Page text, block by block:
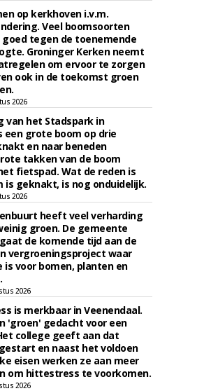
op kerkhoven i.v.m.
Veel boomsoorten
tegen de toenemende
Groninger Kerken neemt
om ervoor te zorgen
ook in de toekomst groen
2026
van het Stadspark in
een grote boom op drie
en naar beneden
takken van de boom
fietspad. Wat de reden is
is geknakt, is nog onduidelijk.
2026
heeft veel verharding
groen. De gemeente
de komende tijd aan de
vergroeningsproject waar
is voor bomen, planten en
2026
is merkbaar in Veenendaal.
'groen' gedacht voor een
college geeft aan dat
en naast het voldoen
eisen werken ze aan meer
om hittestress te voorkomen.
2026